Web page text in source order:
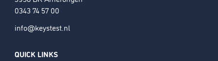
0343 74 57 00
info@keystest.nl
QUICK LINKS